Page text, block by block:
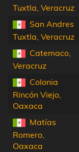
Tuxtla, Veracruz
San Andres
Tuxtla, Veracruz
Catemaco,
Veracruz
Colonia
Rincón Viejo,
Oaxaca
Matías
Romero,
Oaxaca